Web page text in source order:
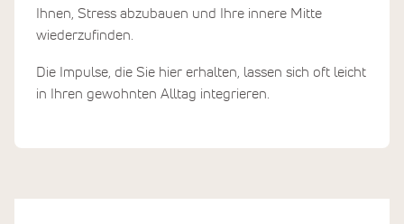
Ihnen, Stress abzubauen und Ihre innere Mitte
wiederzufinden.
Die Impulse, die Sie hier erhalten, lassen sich oft leicht
in Ihren gewohnten Alltag integrieren.